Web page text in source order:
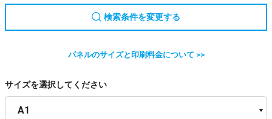
検索条件を変更する
パネルのサイズと印刷料金について >>
サイズを選択してください